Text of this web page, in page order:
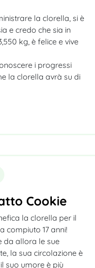
la clorella, si è
e credo che sia in
kg, è felice e vive
i progressi
la clorella avrà su di
Cookie
la clorella per il
compiuto 17 anni!
da allora le sue
la sua circolazione è
suo umore è più